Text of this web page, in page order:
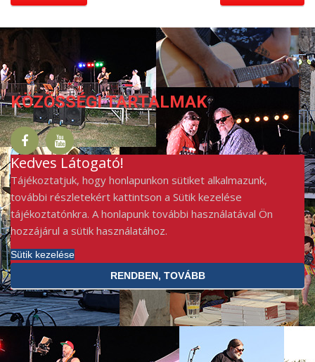
KÖZÖSSÉGI TARTALMAK
Kedves Látogató!
Tájékoztatjuk, hogy honlapunkon sütiket alkalmazunk,
további részletekért kattintson a Sütik kezelése
tájékoztatónkra. A honlapunk további használatával Ön
hozzájárul a sütik használatához.
Sütik kezelése
RENDBEN, TOVÁBB